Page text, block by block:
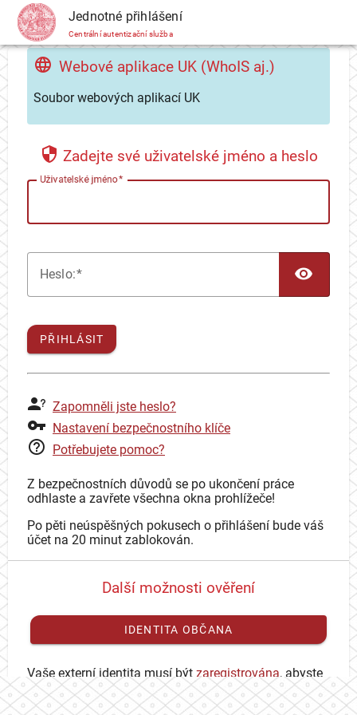
CAS Jednotné přihlášení
Centrální autentizační služba
Webové aplikace UK (WhoIS aj.)
Soubor webových aplikací UK
Zadejte své uživatelské jméno a heslo
Uživatelské jméno
Heslo:
PŘIHLÁSIT
Zapomněli jste heslo?
Nastavení bezpečnostního klíče
Potřebujete pomoc?
Z bezpečnostních důvodů se po ukončení práce
odhlaste a zavřete všechna okna prohlížeče!
Po pěti neúspěšných pokusech o přihlášení bude váš
účet na 20 minut zablokován.
Další možnosti ověření
IDENTITA OBČANA
Vaše externí identita musí být zaregistrována, abyste
se mohli přihlásit ke svému CAS účtu.